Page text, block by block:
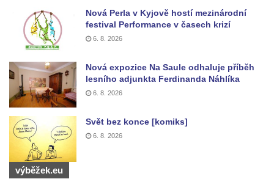
Wäberův kříž v zahradě domu čp. 184 v
Mikulášovicích
Kříž na louce v horních Mikulášovicích
Posteltův kříž naproti domu ev.č. 29 v
Mikulášovicích
Kříž Neubaukreuz u domu čp. 698 v
Mikulášovicích
Kříž manželů Endlerových u továrního
objektu v Mikulášovicích
Kříž u silnice východně od Mikulášovic
Nová Perla v Kyjově hostí mezinárodní
festival Performance v časech krizí
6. 8. 2026
Nová expozice Na Saule odhaluje příběh
lesního adjunkta Ferdinanda Náhlíka
6. 8. 2026
Svět bez konce [komiks]
6. 8. 2026
výběžek.eu